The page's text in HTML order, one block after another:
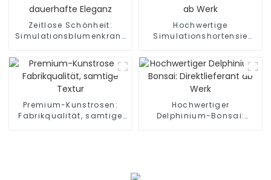
Zeitlose Schönheit:
Simulationsblumenkranz
Hochwertige
Simulationshortensie
Premium-Kunstrosen:
Fabrikqualität, samtige
Hochwertiger
Delphinium-Bonsai: